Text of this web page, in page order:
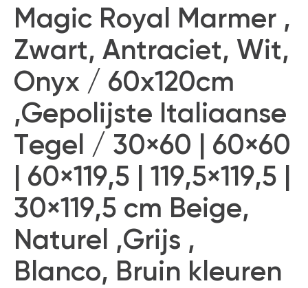
Magic Royal Marmer ,
Zwart, Antraciet, Wit,
Onyx / 60x120cm
,Gepolijste Italiaanse
Tegel / 30×60 | 60×60
| 60×119,5 | 119,5×119,5 |
30×119,5 cm Beige,
Naturel ,Grijs ,
Blanco, Bruin kleuren